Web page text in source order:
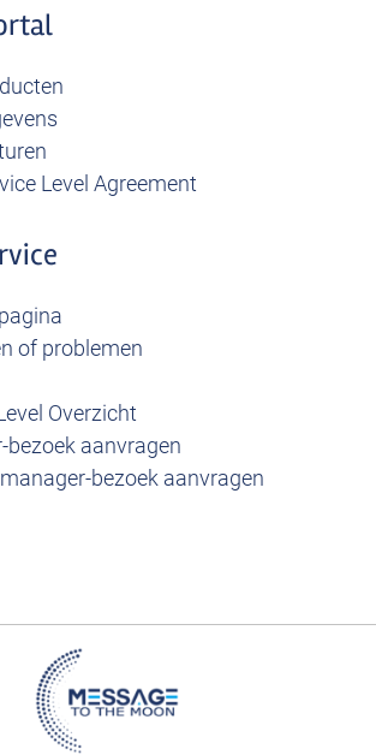
Level Agreement
of problemen
Overzicht
bezoek aanvragen
bezoek aanvragen